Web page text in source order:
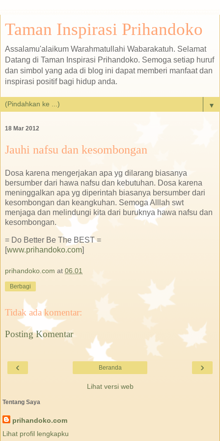
Taman Inspirasi Prihandoko
Assalamu'alaikum Warahmatullahi Wabarakatuh. Selamat
Datang di Taman Inspirasi Prihandoko. Semoga setiap huruf
dan simbol yang ada di blog ini dapat memberi manfaat dan
inspirasi positif bagi hidup anda.
▼
18 Mar 2012
Jauhi nafsu dan kesombongan
Dosa karena mengerjakan apa yg dilarang biasanya
bersumber dari hawa nafsu dan kebutuhan. Dosa karena
meninggalkan apa yg diperintah biasanya bersumber dari
kesombongan dan keangkuhan. Semoga Alllah swt
menjaga dan melindungi kita dari buruknya hawa nafsu dan
kesombongan.
= Do Better Be The BEST =
[www.prihandoko.com]
prihandoko.com at 06.01
Berbagi
Tidak ada komentar:
Posting Komentar
‹ ›
Beranda
Lihat versi web
Tentang Saya
prihandoko.com
Lihat profil lengkapku